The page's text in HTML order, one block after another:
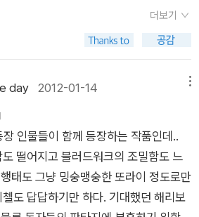
위기를 맞이하고도 그러할까? 작가는 특
그저 보통 사람이라는 걸 이야기하고 싶
럼, 인간다운 대접을 받았을 때 에케티가
럼, 악명 높은 테러단체에 소속된 단원
은이 중 한 사람이었을 뿐이었던 것처
단지 ‘생명과 자유의 권리’에 대한 보
정의를 짓밟으려는 기득권 세력에게
중산층은 국가의 양심이다. 따라서 상류
배주의를 바로잡는 도덕적 횃불 역할을
들 속에서,전작'Q&A'의 주인공이름이 여
다거나,'나는 체포되었다, 비키라이를
속에서 작은 미소를 짓게 만든다.6명의
설로 떼어낸다 없을 정도로 탄탄한 구조
의 삶이 연결되는 방식이 너무 정교해
낌이다.재매 자체를 본다면 분명히 전작
하는 메세지도 전작을 뛰어넘었다.이 작
지는 것은 이매 내가 그의 팬이 되었다는
된다면 꼭 영화관을 찾아서 보고야 말것
책이다.강추 !!!
매한 이야기인데, 읽다가 푸흡, 하고 몇
이 웃음은 그러니까 비웃음은 아닌데,
그 작가들은 하나같이 인도에 살아본 적
더 친숙한 이들이다. 그들이 그려내는
니까 계획이라고는 세울 수도 세울 생각
다. 미국내의 우리 '한민족 동포' 작가들
더보기
day 2012-01-14
인물들이 함께 등장하는 작품인데..
떨어지고 블러드워크의 조밀함도 느
태도 그냥 밍숭맹숭한 또라이 정도로만
도 답답하기만 하다. 기대했던 해리보